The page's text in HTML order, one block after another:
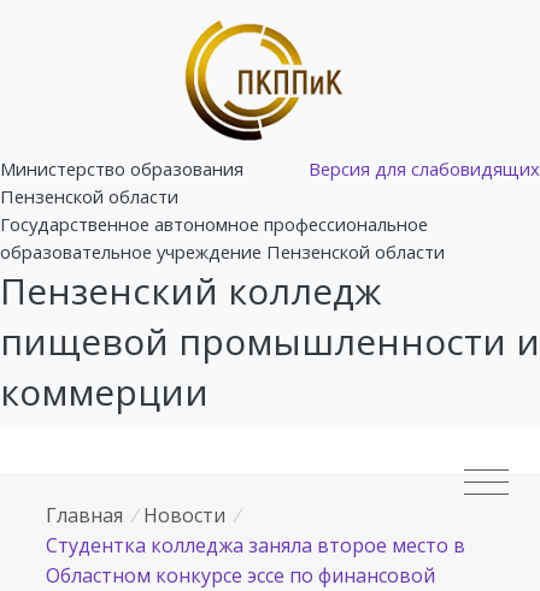
Версия для слабовидящих
Министерство образования
Пензенской области
Государственное автономное профессиональное
образовательное учреждение Пензенской области
Пензенский колледж
пищевой промышленности и
коммерции
Главная / Новости /
Студентка колледжа заняла второе место в
Областном конкурсе эссе по финансовой